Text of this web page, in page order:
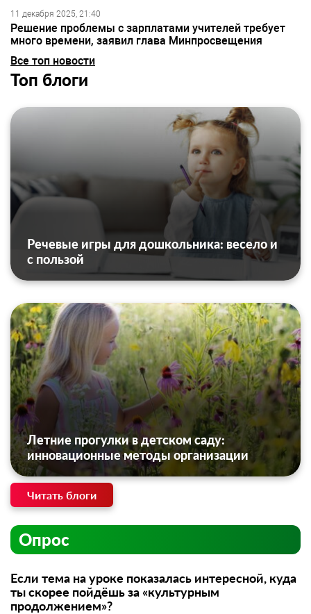
11 декабря 2025, 21:40
Решение проблемы с зарплатами учителей требует
много времени, заявил глава Минпросвещения
Все топ новости
Топ блоги
Речевые игры для дошкольника: весело и
с пользой
Летние прогулки в детском саду:
инновационные методы организации
Читать блоги
Опрос
Если тема на уроке показалась интересной, куда
ты скорее пойдёшь за «культурным
продолжением»?